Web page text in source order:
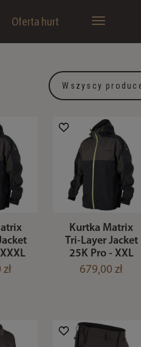
Oferta hurt
Kurtka Matrix
Tri-Layer Jacket
25K Pro - XXL
679,00 zł